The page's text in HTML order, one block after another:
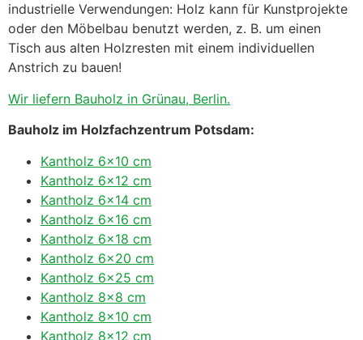
industrielle Verwendungen: Holz kann für Kunstprojekte
oder den Möbelbau benutzt werden, z. B. um einen
Tisch aus alten Holzresten mit einem individuellen
Anstrich zu bauen!
Wir liefern Bauholz in Grünau, Berlin.
Bauholz im Holzfachzentrum Potsdam:
Kantholz 6×10 cm
Kantholz 6×12 cm
Kantholz 6×14 cm
Kantholz 6×16 cm
Kantholz 6×18 cm
Kantholz 6×20 cm
Kantholz 6×25 cm
Kantholz 8×8 cm
Kantholz 8×10 cm
Kantholz 8×12 cm